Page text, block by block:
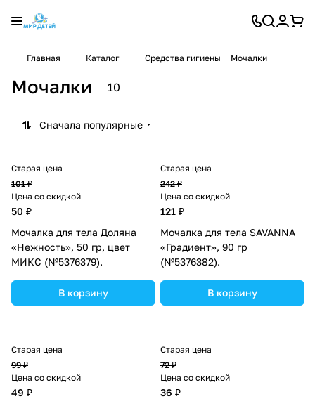
Главная Каталог Средства гигиены Мочалки
Мочалки 10
Сначала популярные
Старая цена
101 ₽
Цена со скидкой
50 ₽
Мочалка для тела Доляна
«Нежность», 50 гр, цвет
МИКС (№5376379).
В корзину
Старая цена
242 ₽
Цена со скидкой
121 ₽
Мочалка для тела SAVANNA
«Градиент», 90 гр
(№5376382).
В корзину
Старая цена
99 ₽
Цена со скидкой
49 ₽
Старая цена
72 ₽
Цена со скидкой
36 ₽